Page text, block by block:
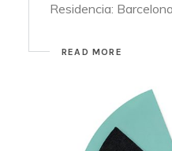
Residencia:
READ MORE